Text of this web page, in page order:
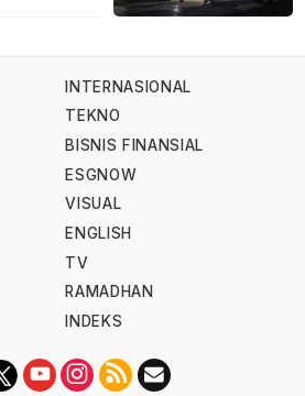
INTERNASIONAL
TEKNO
BISNIS FINANSIAL
ESGNOW
VISUAL
ENGLISH
TV
RAMADHAN
INDEKS